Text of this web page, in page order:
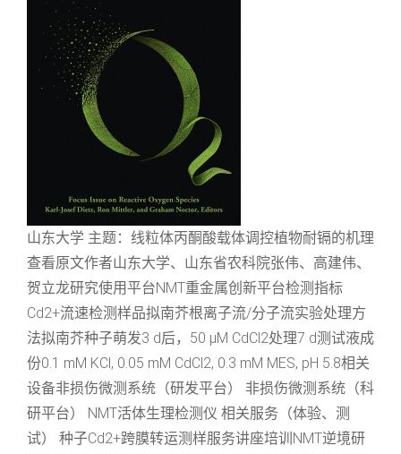
山东大学 主题：线粒体丙酮酸载体调控植物耐镉的机理
查看原文作者山东大学、山东省农科院张伟、高建伟、
贺立龙研究使用平台NMT重金属创新平台检测指标
Cd2+流速检测样品拟南芥根离子流/分子流实验处理方
法拟南芥种子萌发3 d后，50 μM CdCl2处理7 d测试液成
份0.1 mM KCl, 0.05 mM CdCl2, 0.3 mM MES, pH 5.8相关
设备非损伤微测系统（研发平台） 非损伤微测系统（科
研平台） NMT活体生理检测仪 相关服务（体验、测
试） 种子Cd2+跨膜转运测样服务讲座培训NMT逆境研